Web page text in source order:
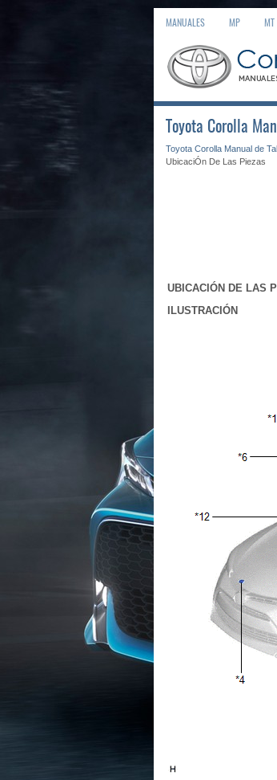
MANUALES MP MT
Toyota Corolla
Toyota Corolla Manual de
UbicaciÓn De Las Piezas
UBICACIÓN DE LAS
ILUSTRACIÓN